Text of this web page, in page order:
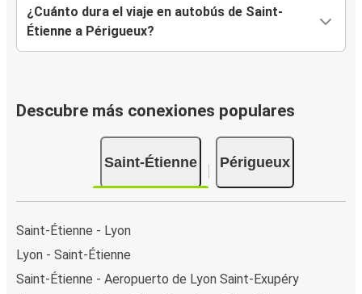
¿Cuánto dura el viaje en autobús de Saint-
Étienne a Périgueux?
Descubre más conexiones populares
Saint-Étienne Périgueux
Saint-Étienne - Lyon
Lyon - Saint-Étienne
Saint-Étienne - Aeropuerto de Lyon Saint-Exupéry